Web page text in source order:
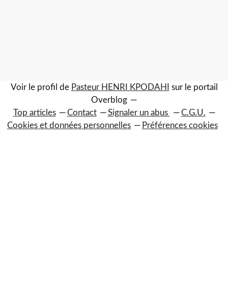
Voir le profil de Pasteur HENRI KPODAHI
sur le portail
Overblog
Top articles
Contact Signaler un abus
C.G.U.
Cookies et données personnelles
Préférences cookies